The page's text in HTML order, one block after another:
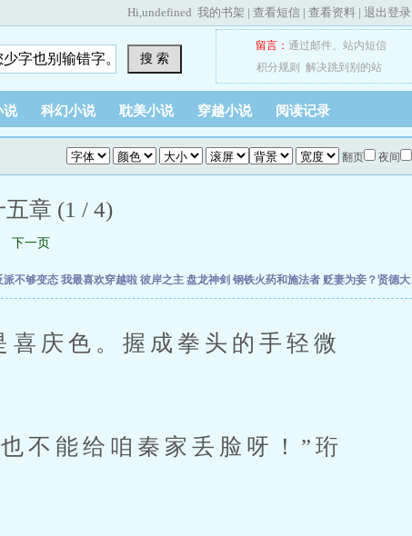
Hi,undefined 我的书架 | 查看短信 | 查看资料 | 退出登录
搜 索
留言： 通过邮件、 站内短信
积分规则
解决跳到别的站
说 科幻小说 耽美小说 穿越小说 阅读记录
翻页 夜间
章 (1 / 4)
下一页
派不够变态 我最喜欢穿越啦 彼岸之主 盘龙神剑 钢铁火药和施法者 贬妻为妾？贤德大妇她掀桌了
色。握成拳头的手轻微
能给咱秦家丢脸呀！”珩